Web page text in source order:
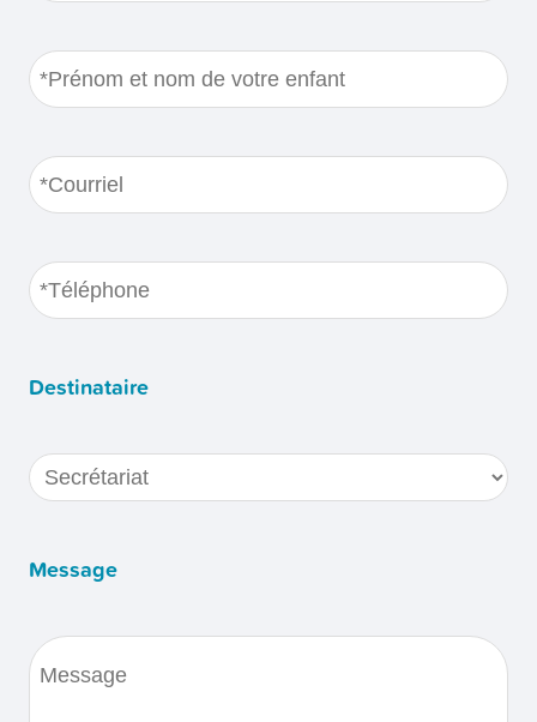
Prénom
et
votre
enfant
Courriel
Téléphone
Destinataire
Destinataire (Nécessaire)
Message
Message